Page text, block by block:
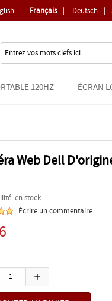
| Français | Deutsch |
120HZ ÉCRAN
Web Dell
en stock
Écrire un commentaire